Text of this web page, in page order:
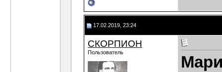
17.02.2019, 23:24
СКОРПИОН
Пользователь